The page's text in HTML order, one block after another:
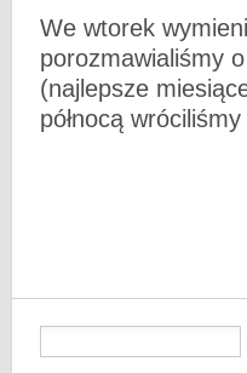
We wtorek
porozmawialiśmy
(najlepsze
północą